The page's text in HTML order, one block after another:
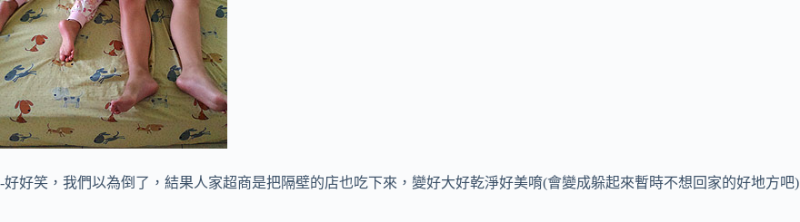
-好好笑，我們以為倒了，結果人家超商是把隔壁的店也吃下來，變好大好乾淨好美唷(會變成躲起來暫時不想回家的好地方吧)